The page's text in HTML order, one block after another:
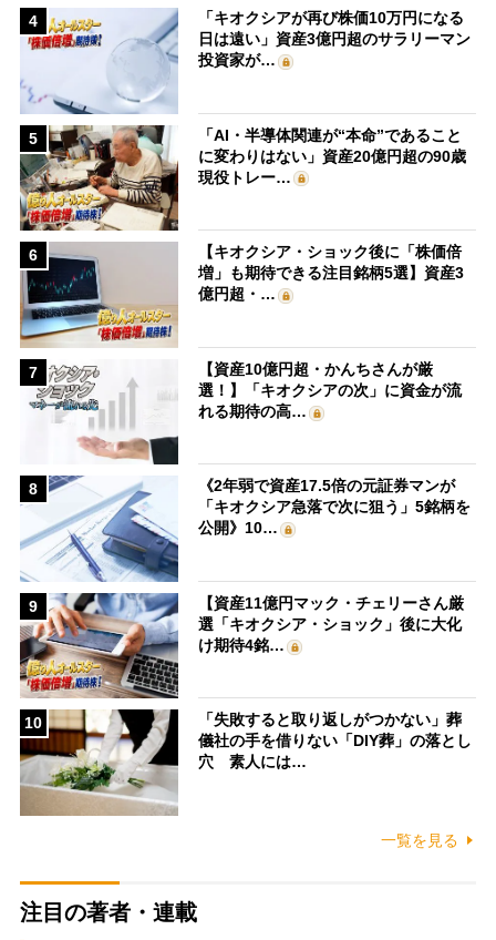
4
「キオクシアが再び株価10万円になる
日は遠い」資産3億円超のサラリーマン
投資家が…
5
「AI・半導体関連が“本命”であること
に変わりはない」資産20億円超の90歳
現役トレー…
6
【キオクシア・ショック後に「株価倍
増」も期待できる注目銘柄5選】資産3
億円超・…
7
【資産10億円超・かんちさんが厳
選！】「キオクシアの次」に資金が流
れる期待の高…
8
《2年弱で資産17.5倍の元証券マンが
「キオクシア急落で次に狙う」5銘柄を
公開》10…
9
【資産11億円マック・チェリーさん厳
選「キオクシア・ショック」後に大化
け期待4銘…
10
「失敗すると取り返しがつかない」葬
儀社の手を借りない「DIY葬」の落とし
穴 素人には…
一覧を見る
注目の著者・連載